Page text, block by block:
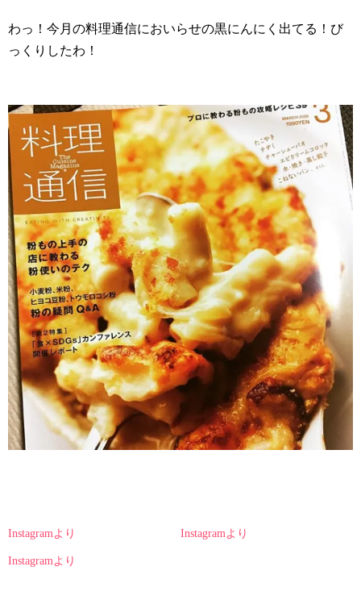
わっ！今月の料理通信においらせの黒にんにく出てる！び
っくりしたわ！
Instagramより Instagramより
Instagramより